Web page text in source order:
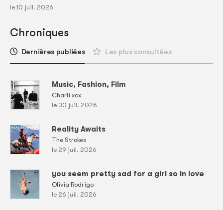
le 10 juil. 2026
Chroniques
Dernières publiées Les plus consultées
Music, Fashion, Film
Charli xcx
le 30 juil. 2026
Reality Awaits
The Strokes
le 29 juil. 2026
you seem pretty sad for a girl so in love
Olivia Rodrigo
le 26 juil. 2026